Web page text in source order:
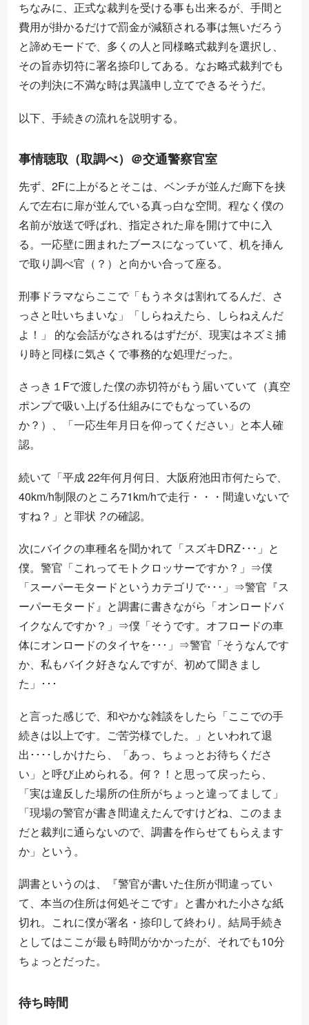
ちなみに、正式な裁判を受ける事も出来るが、手間と
費用が掛かるだけで罰金が減額される事は無いだろう
と諦めモードで、多くの人と同様略式裁判を選択し、
その旨赤切符に署名捺印してある。なお略式裁判でも
その判決に不満な時は異議申し立てできるそうだ。
以下、手続きの流れを説明する。
事情聴取（取調べ）＠交通警察官室
先ず、2Fに上がるとそこは、ベンチが並んだ廊下を挟
んで左右に扉が並んでいる真っ白な空間。程なく僕の
名前が放送で呼ばれ、指定された扉を開けて中に入
る。一応壁に囲まれたブースになっていて、机を挿ん
で取り調べ官（？）と向かい合って座る。
刑事ドラマならここで「もうネタは割れてるんだ、さ
っさと吐いちまいな」「しらねえたら、しらねえんだ
よ！」 的な会話がなされるはずだが、現実はネズミ捕
り時と同様に気さくで事務的な処理だった。
さっき１Fで渡した僕の赤切符がもう届いていて（真空
ポンプで吸い上げる仕組みにでもなっているの
か？）、「一応生年月日を仰ってください」と本人確
認。
続いて「平成 22年何月何日、大阪府池田市何たらで、
40km/h制限のところ71km/hで走行・・・間違いないで
すね？」と罪状
？
？
の確認。
次にバイクの車種名を聞かれて「スズキDRZ･･･」と
僕。警官「これってモトクロッサーですか？」⇒僕
「スーパーモタードというカテゴリで･･･」⇒警官『ス
ーパーモタード』と調書に書きながら「オンロードバ
イクなんですか？」⇒僕「そうです。オフロードの車
体にオンロードのタイヤを･･･」⇒警官「そうなんです
か、私もバイク好きなんですが、初めて聞きまし
た」･･･
と言った感じで、和やかな雑談をしたら「ここでの手
続きは以上です。ご苦労様でした。」といわれて退
出････しかけたら、「あっ、ちょっとお待ちくださ
い」と呼び止められる。何？！と思って戻ったら、
「実は違反した場所の住所がちょっと違ってまして」
「現場の警官が書き間違えたんですけどね、このまま
だと裁判に通らないので、調書を作らせてもらえます
か」という。
調書というのは、『警官が書いた住所が間違ってい
て、本当の住所は何処そこです』と書かれた小さな紙
切れ。これに僕が署名・捺印して終わり。結局手続き
としてはここが最も時間がかかったが、それでも10分
ちょっとだった。
待ち時間